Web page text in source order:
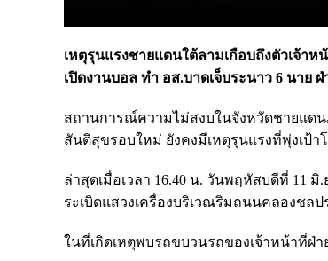
เหตุรุนแรงชายแดนใต้ลามเกือบถึงตัวเจ้า
เปิดงานบอล ทำ อส.บาดเจ็บระนาว 6 นาย
สถานการณ์ความไม่สงบในจังหวัดชายแด
สันติสุขรอบใหม่ ยังคงมีเหตุรุนแรงที่พุ่งเป้า
ล่าสุดเมื่อเวลา 16.40 น. วันพฤหัสบดีที่ 11
ระเบิดแสวงเครื่องบริเวณริมถนนคลองชล
ในที่เกิดเหตุพบรถขบวนรถของเจ้าหน้าที่ฝ่